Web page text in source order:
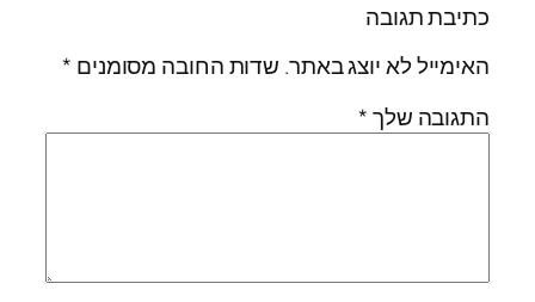
כתיבת תגובה
האימייל לא יוצג באתר. שדות החובה מסומנים *
התגובה שלך*